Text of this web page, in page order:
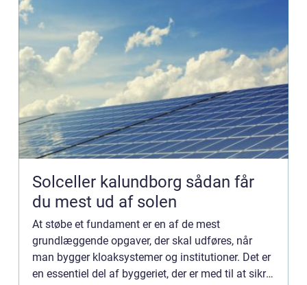
Solceller kalundborg sådan får
du mest ud af solen
At støbe et fundament er en af de mest
grundlæggende opgaver, der skal udføres, når
man bygger kloaksystemer og institutioner. Det er
en essentiel del af byggeriet, der er med til at sikre,